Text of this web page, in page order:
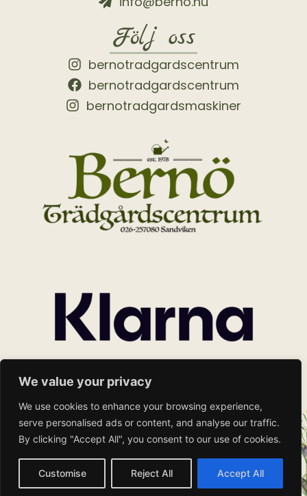
We value your privacy
We use cookies to enhance your browsing experience,
serve personalised ads or content, and analyse our traffic.
By clicking "Accept All", you consent to our use of cookies.
Customise Reject All Accept All
Följ oss
bernotradgardscentrum
bernotradgardscentrum
bernotradgardsmaskiner